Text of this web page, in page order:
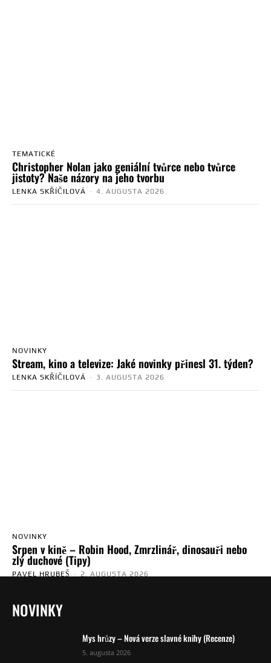
TEMATICKÉ
Christopher Nolan jako geniální tvůrce nebo tvůrce
jistoty? Naše názory na jeho tvorbu
LENKA SKŘÍČILOVÁ - 4. AUGUSTA 2026
NOVINKY
Stream, kino a televize: Jaké novinky přinesl 31. týden?
LENKA SKŘÍČILOVÁ - 3. AUGUSTA 2026
NOVINKY
Srpen v kině – Robin Hood, Zmrzlinář, dinosauři nebo
zlý duchové (Tipy)
PAVEL HRUBEŠ - 2. AUGUSTA 2026
NOVINKY
Mys hrůzy – Nová verze slavné knihy (Recenze)
5. augusta 2026